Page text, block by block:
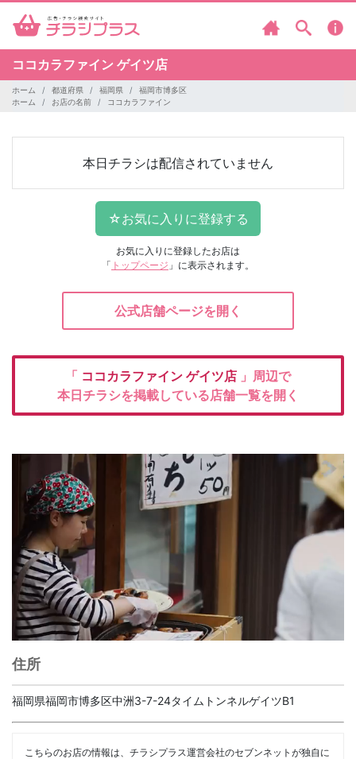
ココカラファイン ゲイツ店
ホーム 都道府県 福岡県
福岡市博多区
ホーム
お店の名前 ココカラファイン
本日チラシは配信されていません
お気に入りに登録したお店は
「 トップページ 」に表示されます。
公式店舗ページを開く
「 ココカラファイン ゲイツ店 」周辺で
本日チラシを掲載している店舗一覧を開く
住所
福岡県福岡市博多区中洲3-7-24タイムトンネルゲイツB1
こちらのお店の情報は、チラシプラス運営会社のセブンネットが独自に